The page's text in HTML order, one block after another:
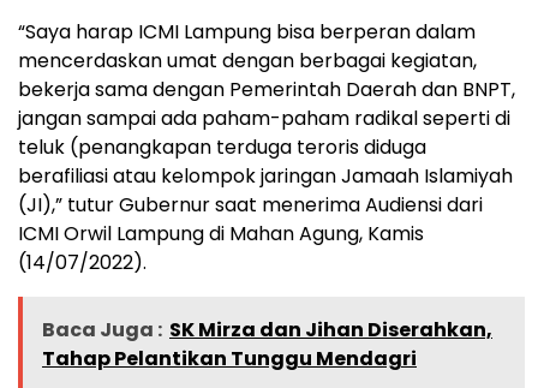
“Saya harap ICMI Lampung bisa berperan dalam
mencerdaskan umat dengan berbagai kegiatan,
bekerja sama dengan Pemerintah Daerah dan BNPT,
jangan sampai ada paham-paham radikal seperti di
teluk (penangkapan terduga teroris diduga
berafiliasi atau kelompok jaringan Jamaah Islamiyah
(JI),” tutur Gubernur saat menerima Audiensi dari
ICMI Orwil Lampung di Mahan Agung, Kamis
(14/07/2022).
Baca Juga : SK Mirza dan Jihan Diserahkan,
Tahap Pelantikan Tunggu Mendagri